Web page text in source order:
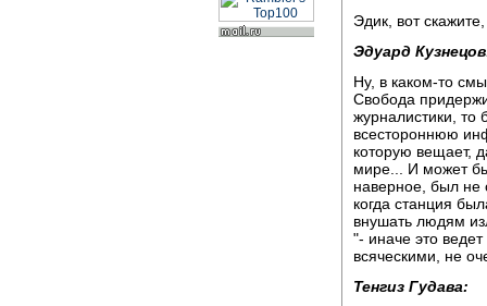
Эдик, вот
Эдуард
Ну, в каком-то
Свобода
журналистики, то
всестороннюю
которую вещает,
мире... И может
наверное, был не
когда станция
внушать людям
"- иначе это
всяческими, не
Тенгиз Гудава: